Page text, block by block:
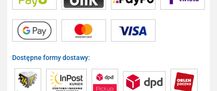
Dostępne formy dostawy: